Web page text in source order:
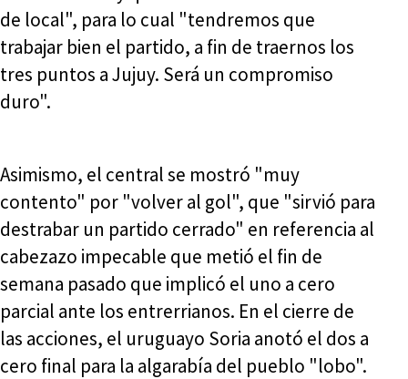
de local", para lo cual "tendremos que
trabajar bien el partido, a fin de traernos los
tres puntos a Jujuy. Será un compromiso
duro".
Asimismo, el central se mostró "muy
contento" por "volver al gol", que "sirvió para
destrabar un partido cerrado" en referencia al
cabezazo impecable que metió el fin de
semana pasado que implicó el uno a cero
parcial ante los entrerrianos. En el cierre de
las acciones, el uruguayo Soria anotó el dos a
cero final para la algarabía del pueblo "lobo".